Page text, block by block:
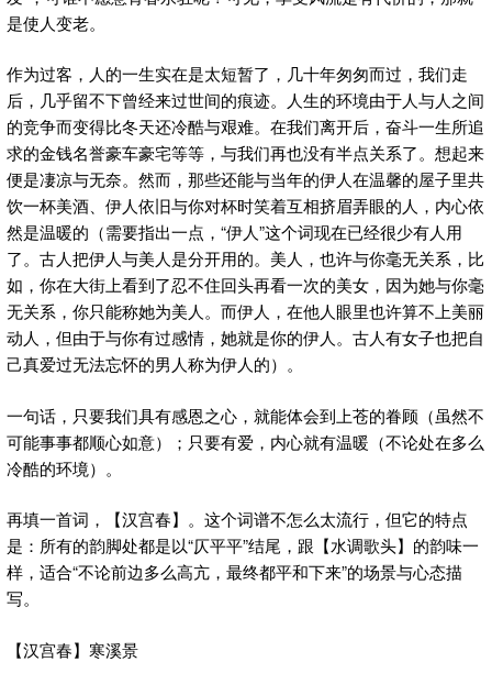
是使人变老。
作为过客，人的一生实在是太短暂了，几十年匆匆而过，我们走
后，几乎留不下曾经来过世间的痕迹。人生的环境由于人与人之间
的竞争而变得比冬天还冷酷与艰难。在我们离开后，奋斗一生所追
求的金钱名誉豪车豪宅等等，与我们再也没有半点关系了。想起来
便是凄凉与无奈。然而，那些还能与当年的伊人在温馨的屋子里共
饮一杯美酒、伊人依旧与你对杯时笑着互相挤眉弄眼的人，内心依
然是温暖的（需要指出一点，“伊人”这个词现在已经很少有人用
了。古人把伊人与美人是分开用的。美人，也许与你毫无关系，比
如，你在大街上看到了忍不住回头再看一次的美女，因为她与你毫
无关系，你只能称她为美人。而伊人，在他人眼里也许算不上美丽
动人，但由于与你有过感情，她就是你的伊人。古人有女子也把自
己真爱过无法忘怀的男人称为伊人的）。
一句话，只要我们具有感恩之心，就能体会到上苍的眷顾（虽然不
可能事事都顺心如意）；只要有爱，内心就有温暖（不论处在多么
冷酷的环境）。
再填一首词，【汉宫春】。这个词谱不怎么太流行，但它的特点
是：所有的韵脚处都是以“仄平平”结尾，跟【水调歌头】的韵味一
样，适合“不论前边多么高亢，最终都平和下来”的场景与心态描
写。
【汉宫春】寒溪景